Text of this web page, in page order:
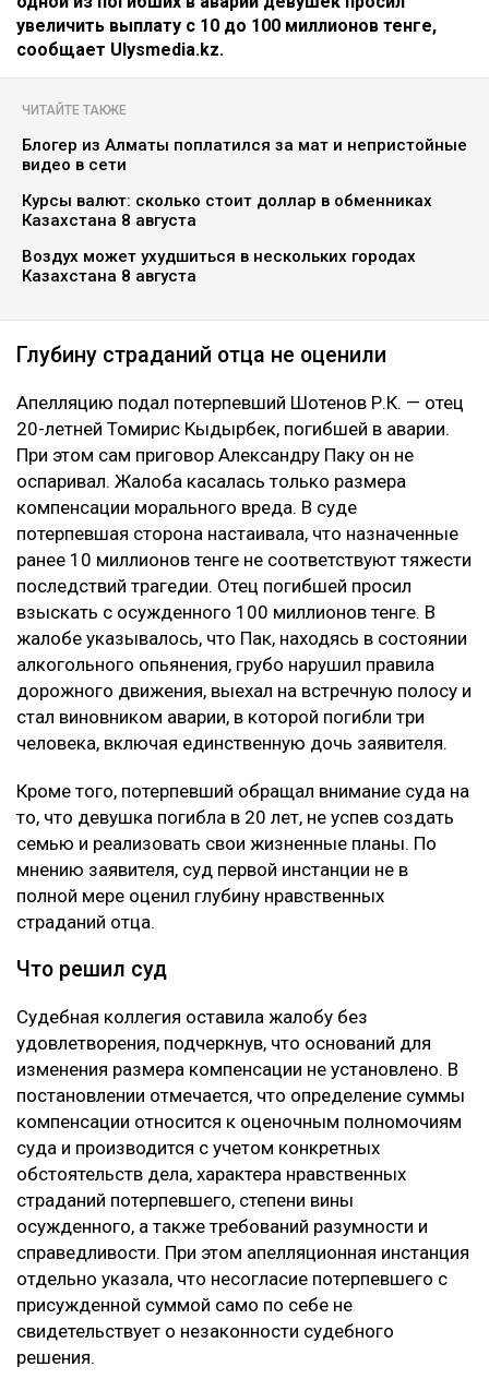
увеличить выплату с 10 до 100 миллионов тенге,
сообщает Ulysmedia.kz.
ЧИТАЙТЕ ТАКЖЕ
Блогер из Алматы поплатился за мат и непристойные
видео в сети
Курсы валют: сколько стоит доллар в обменниках
Казахстана 8 августа
Воздух может ухудшиться в нескольких городах
Казахстана 8 августа
Глубину страданий отца не оценили
Апелляцию подал потерпевший Шотенов Р.К. — отец
20-летней Томирис Кыдырбек, погибшей в аварии.
При этом сам приговор Александру Паку он не
оспаривал. Жалоба касалась только размера
компенсации морального вреда. В суде
потерпевшая сторона настаивала, что назначенные
ранее 10 миллионов тенге не соответствуют тяжести
последствий трагедии. Отец погибшей просил
взыскать с осужденного 100 миллионов тенге. В
жалобе указывалось, что Пак, находясь в состоянии
алкогольного опьянения, грубо нарушил правила
дорожного движения, выехал на встречную полосу и
стал виновником аварии, в которой погибли три
человека, включая единственную дочь заявителя.
Кроме того, потерпевший обращал внимание суда на
то, что девушка погибла в 20 лет, не успев создать
семью и реализовать свои жизненные планы. По
мнению заявителя, суд первой инстанции не в
полной мере оценил глубину нравственных
страданий отца.
Что решил суд
Судебная коллегия оставила жалобу без
удовлетворения, подчеркнув, что оснований для
изменения размера компенсации не установлено. В
постановлении отмечается, что определение суммы
компенсации относится к оценочным полномочиям
суда и производится с учетом конкретных
обстоятельств дела, характера нравственных
страданий потерпевшего, степени вины
осужденного, а также требований разумности и
справедливости. При этом апелляционная инстанция
отдельно указала, что несогласие потерпевшего с
присужденной суммой само по себе не
свидетельствует о незаконности судебного
решения.